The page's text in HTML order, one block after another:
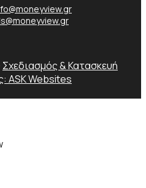
Σχεδιασμός & Κατασκευή
ASK Websites